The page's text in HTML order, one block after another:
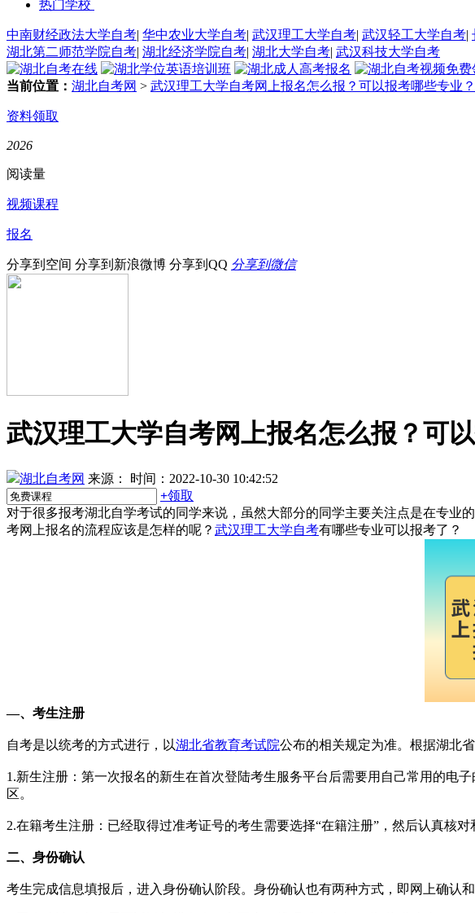
热门学校
中南财经政法大学自考| 华中农业大学自考| 武汉理工大学自考| 武汉轻工大学自考|
湖北第二师范学院自考| 湖北经济学院自考| 湖北大学自考| 武汉科技大学自考
当前位置： 湖北自考网 > 武汉理工大学自考网上报名怎么报？可以报考哪些专业？
资料领取
2026
阅读量
视频课程
报名
分享到空间 分享到新浪微博 分享到QQ 分享到微信
武汉理工大学自考网上报名怎么报？可
湖北自考网 来源：
时间：2022-10-30 10:42:52
+领取
对于很多报考湖北自学考试的同学来说，虽然大部分的同学主要关注点是在专
考网上报名的流程应该是怎样的呢？ 武汉理工大学自考有哪些专业可以报考了？
—、考生注册
自考是以统考的方式进行，以湖北省教育考试院公布的相关规定为准。根据湖北
1.新生注册：第一次报名的新生在首次登陆考生服务平台后需要用自己常用的电
区。
2.在籍考生注册：已经取得过准考证号的考生需要选择“在籍注册”，然后认真核
二、身份确认
考生完成信息填报后，进入身份确认阶段。身份确认也有两种方式，即网上确认和